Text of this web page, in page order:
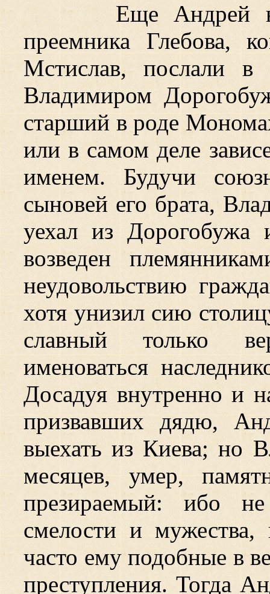
Еще Андрей
преемника Глебова,
Мстислав, послали
Владимиром
старший в роде
или в самом деле
именем. Будучи
сыновей его брата,
уехал из
возведен
неудовольствию
хотя унизил сию
славный только
именоваться
Досадуя внутренно и
призвавших дядю,
выехать из Киева; но
месяцев, умер,
презираемый: ибо
смелости и мужества,
часто ему подобные в
преступления. Тогда